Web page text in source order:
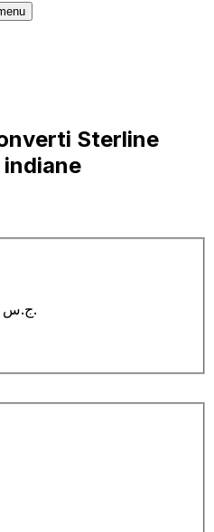
Sterline
indiane
ج.س.